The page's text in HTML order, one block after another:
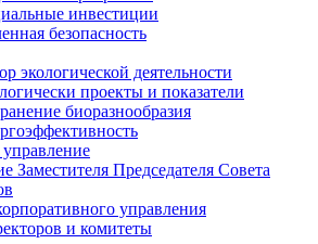
инвестиции
безопасность
экологической деятельности
проекты и показатели
биоразнообразия
Заместителя Председателя Совета
управления
и комитеты